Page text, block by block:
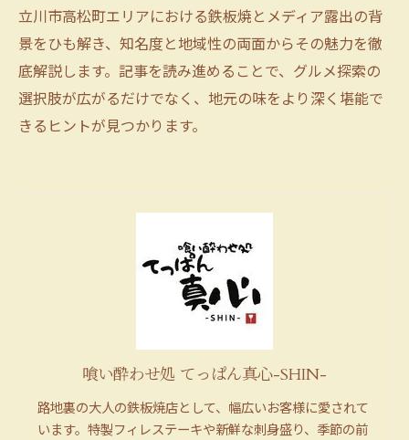
立川市高松町エリアにおける鉄板焼とメディア露出の背
景をひも解き、知名度と地域性の両面からその魅力を徹
底解説します。記事を読み進めることで、グルメ探索の
選択肢が広がるだけでなく、地元の味をより深く堪能で
きるヒントが見つかります。
喰い酔わせ処 てっぱん真心-SHIN-
路地裏の大人の鉄板焼店として、幅広いお客様に愛されて
います。特製フィレステーキや新鮮な刺身盛り、季節の前